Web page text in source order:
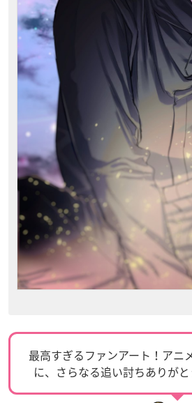
最高すぎるファンアート！アニ
に、さらなる追い討ちありが